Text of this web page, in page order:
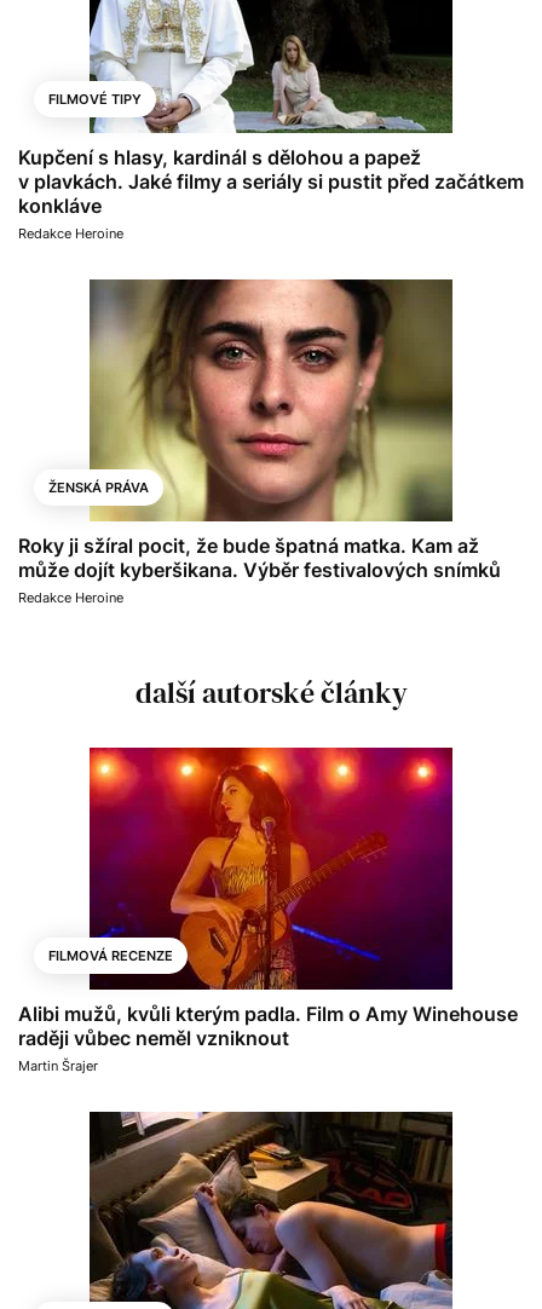
FILMOVÉ TIPY
Kupčení s hlasy, kardinál s dělohou a papež
v plavkách. Jaké filmy a seriály si pustit před začátkem
konkláve
Redakce Heroine
ŽENSKÁ PRÁVA
Roky ji sžíral pocit, že bude špatná matka. Kam až
může dojít kyberšikana. Výběr festivalových snímků
Redakce Heroine
další autorské články
FILMOVÁ RECENZE
Alibi mužů, kvůli kterým padla. Film o Amy Winehouse
raději vůbec neměl vzniknout
Martin Šrajer